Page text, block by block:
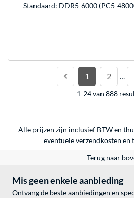
Standaard: DDR5-6000 (PC5-
1 2 …
1-24 van 888
Alle prijzen zijn inclusief BTW en
eventueleverzendkosten en
Terug naar
Mis geen enkele aanbieding
Ontvang de beste aanbiedingen en